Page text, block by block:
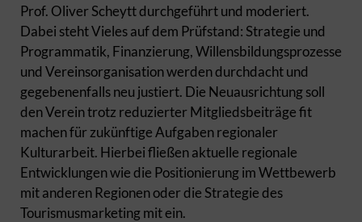
Prof. Oliver Scheytt durchgeführt und moderiert.
Dabei steht Vieles auf dem Prüfstand: Strategie und
Programmatik, Finanzierung, Willensbildungsprozesse
und Vereinsorganisation werden durchdacht und
gegebenenfalls neu justiert. Die Neuausrichtung soll
den Verein trotz reduzierter Mitgliedsbeiträge fit
machen für zukünftige Aufgaben regionaler
Kulturarbeit. Hierbei fließen aktuelle regionale
Entwicklungen wie die Positionierung im Wettbewerb
mit anderen Regionen oder die Strategie des
Tourismusmarketing mit ein.